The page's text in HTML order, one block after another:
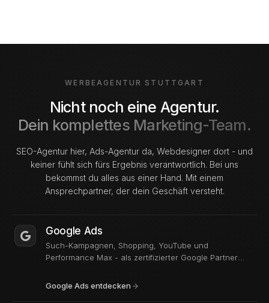
WERBEAGENTUR STUTTGART
Nicht noch eine Agentur.
Dein komplettes Marketing-Team.
SEO-Agentur hier, Ads-Agentur da, Webdesigner dort - und
keiner fühlt sich fürs Ergebnis verantwortlich. Bei uns
bekommst du alles aus einer Hand. Mit einem
Ansprechpartner, der dein Geschäft versteht.
Google Ads
Such-Kampagnen, Shopping, YouTube und
Performance Max - als zertifizierter Google Partner
generiert statt zu verpuffen. Mit laufender Optimierung
und echtem Reporting statt PowerPoint-Kosmetik.
Google Ads entdecken